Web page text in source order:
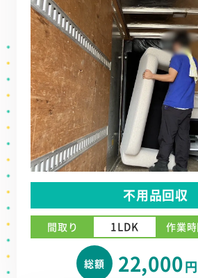
不用品回収
間取り 1LDK 作業
総額 22,000